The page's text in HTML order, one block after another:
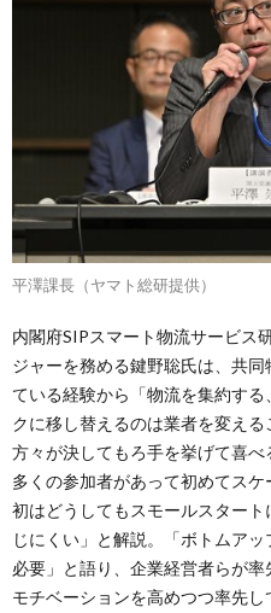
平澤課長（ヤマト総研提供）
内閣府SIPスマート物流サービス
ジャーを務める鍵野聡氏は、共
ている経験から「物流を集約す
クに移し替えるのは業者を変え
方々が決してもろ手を挙げて喜
多くの参加者があって初めてス
初はどうしてもスモールスター
じにくい」と解説。「ボトムア
必要」と語り、企業経営者らが率
モチベーションを高めつつ率先